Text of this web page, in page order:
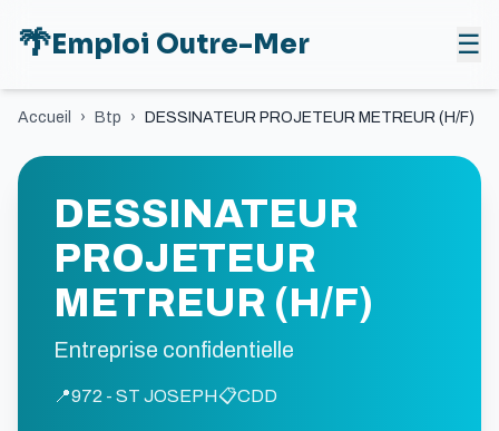
🌴Emploi Outre-Mer ☰
Accueil › Btp › DESSINATEUR PROJETEUR METREUR (H/F)
DESSINATEUR
PROJETEUR
METREUR (H/F)
Entreprise confidentielle
📍972 - ST JOSEPH📋CDD